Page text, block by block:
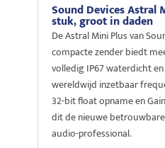
Sound Devices Astral
stuk, groot in daden
De Astral Mini Plus van
compacte zender biedt
volledig IP67 waterdicht
wereldwijd inzetbaar
32-bit float opname en
dit de nieuwe
audio-professional.